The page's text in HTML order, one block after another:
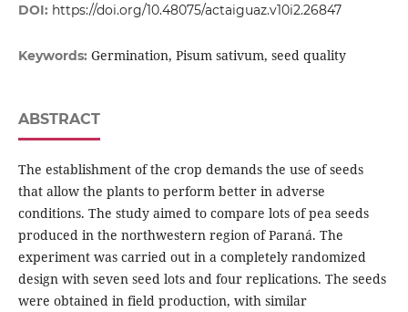
DOI: https://doi.org/10.48075/actaiguaz.v10i2.26847
Keywords: Germination, Pisum sativum, seed quality
ABSTRACT
The establishment of the crop demands the use of seeds
that allow the plants to perform better in adverse
conditions. The study aimed to compare lots of pea seeds
produced in the northwestern region of Paraná. The
experiment was carried out in a completely randomized
design with seven seed lots and four replications. The seeds
were obtained in field production, with similar